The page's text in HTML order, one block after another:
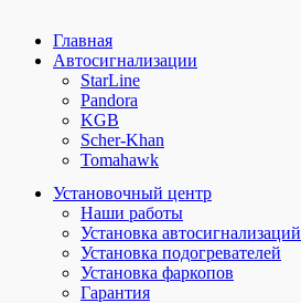
Главная
Автосигнализации
StarLine
Pandora
KGB
Scher-Khan
Tomahawk
Установочный центр
Наши работы
Установка автосигнализаций
Установка подогревателей
Установка фаркопов
Гарантия